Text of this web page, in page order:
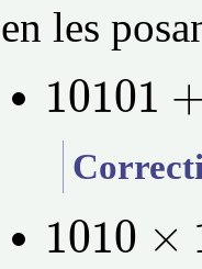
en les
10101
10101 +11
1010 ×
1010× 101